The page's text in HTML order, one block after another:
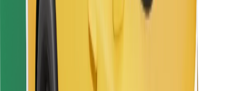
Encuentra tu comida favorita
Descargar la app de Bolt Food